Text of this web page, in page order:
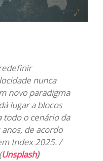
nunca
novo paradigma
lugar a blocos
todo o cenário da
de acordo
Index 2025. /
Unsplash)